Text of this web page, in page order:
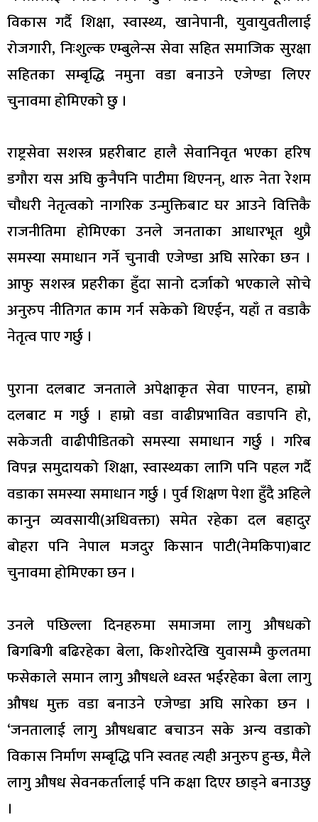
विकास गर्दै शिक्षा, स्वास्थ्य, खानेपानी, युवायुवतीलाई
रोजगारी, निःशुल्क एम्बुलेन्स सेवा सहित समाजिक सुरक्षा
सहितका सम्बृद्धि नमुना वडा बनाउने एजेण्डा लिएर
चुनावमा होमिएको छु ।
राष्ट्रसेवा सशस्त्र प्रहरीबाट हालै सेवानिवृत भएका हरिष
डगौरा यस अघि कुनैपनि पाटीमा थिएनन्, थारु नेता रेशम
चौधरी नेतृत्वको नागरिक उन्मुक्तिबाट घर आउने वित्तिकै
राजनीतिमा होमिएका उनले जनताका आधारभूत थुप्रै
समस्या समाधान गर्ने चुनावी एजेण्डा अघि सारेका छन ।
आफु सशस्त्र प्रहरीका हुँदा सानो दर्जाको भएकाले सोचे
अनुरुप नीतिगत काम गर्न सकेको थिएईन, यहाँ त वडाकै
नेतृत्व पाए गर्छु ।
पुराना दलबाट जनताले अपेक्षाकृत सेवा पाएनन, हाम्रो
दलबाट म गर्छु । हाम्रो वडा वाढीप्रभावित वडापनि हो,
सकेजती वाढीपीडितको समस्या समाधान गर्छु । गरिब
विपन्न समुदायको शिक्षा, स्वास्थ्यका लागि पनि पहल गर्दै
वडाका समस्या समाधान गर्छु । पुर्व शिक्षण पेशा हुँदै अहिले
कानुन व्यवसायी(अधिवक्ता) समेत रहेका दल बहादुर
बोहरा पनि नेपाल मजदुर किसान पाटी(नेमकिपा)बाट
चुनावमा होमिएका छन ।
उनले पछिल्ला दिनहरुमा समाजमा लागु औषधको
बिगबिगी बढिरहेका बेला, किशोरदेखि युवासम्मै कुलतमा
फसेकाले समान लागु औषधले ध्वस्त भईरहेका बेला लागु
औषध मुक्त वडा बनाउने एजेण्डा अघि सारेका छन ।
‘जनतालाई लागु औषधबाट बचाउन सके अन्य वडाको
विकास निर्माण सम्बृद्धि पनि स्वतह त्यही अनुरुप हुन्छ, मैले
लागु औषध सेवनकर्तालाई पनि कक्षा दिएर छाड्ने बनाउछु
।